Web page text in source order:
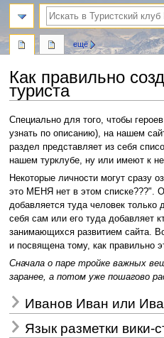
Как правильно
туриста
Перейти
к
навигации
Перейти
к
поиску
Специально для того, чтобы
узнать по описанию), на нашем
раздел представляет из себя
нашем турклубе, ну или имеют к
Некоторые личности могут сразу
это МЕНЯ нет в этом списке???".
добавляется туда человек
себя сам или его туда добавляет
занимающихся развитием сайта.
и посвящена тому, как правильно
Сначала о паре тройке важных
заранее, а потом уже пошагово
Иванов Иван или
Язык разметки вики-
ещё
поиск